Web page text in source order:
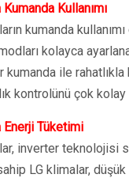
Kullanımı
kumanda
kolayca
ile rahatlıkla
kontrolünü çok
Enerji Tüketimi
inverter teknolojisi
sahip LG klimalar,